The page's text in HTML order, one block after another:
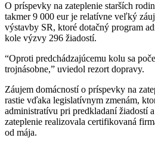
O príspevky na zateplenie starších
takmer 9 000 eur je relatívne veľký
výstavby SR, ktoré dotačný program
kole výzvy 296 žiadostí.
“Oproti predchádzajúcemu kolu sa
trojnásobne,” uviedol rezort dopravy.
Záujem domácností o príspevky na
rastie vďaka legislatívnym zmenám,
administratívu pri predkladaní žiadostí
zateplenie realizovala certifikovaná
od mája.